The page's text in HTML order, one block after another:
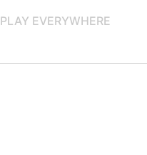
PLAY EVERYWHERE